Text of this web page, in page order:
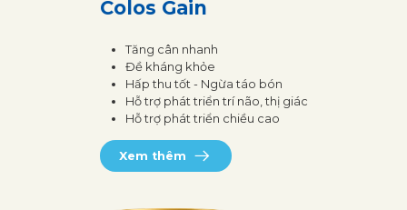
Colos Gain
Tăng cân nhanh
Đề kháng khỏe
Hấp thu tốt - Ngừa táo bón
Hỗ trợ phát triển trí não, thị giác
Hỗ trợ phát triển chiều cao
Xem thêm